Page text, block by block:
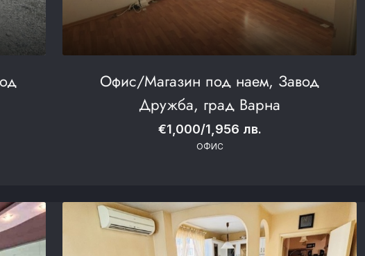
Офис/Магазин под наем, Завод
Дружба, град Варна
€1,000/1,956 лв.
ОФИС